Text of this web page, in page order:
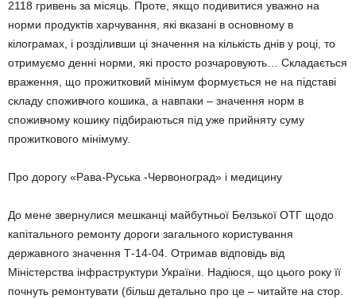
2118 гривень за місяць. Проте, якщо подивитися уважно на
норми продуктів харчування, які вказані в основному в
кілограмах, і розділивши ці значення на кількість днів у році, то
отримуємо денні норми, які просто розчаровують… Складається
враження, що прожитковий мінімум формується не на підставі
складу споживчого кошика, а навпаки – значення норм в
споживчому кошику підбираються під уже прийняту суму
прожиткового мінімуму.
Про дорогу «Рава-Руська -Червоноград» і медицину
До мене звернулися мешканці майбутньої Белзької ОТГ щодо
капітального ремонту дороги загального користування
державного значення Т-14-04. Отримав відповідь від
Міністерства інфраструктури України. Надіюся, що цього року її
почнуть ремонтувати (більш детально про це – читайте на стор.